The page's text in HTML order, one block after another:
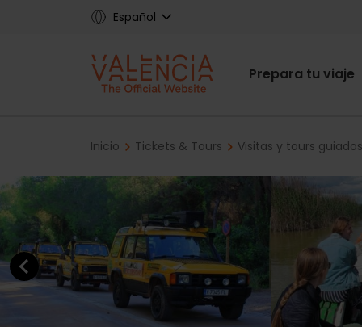
Español
Main
Prepara tu viaje
Breadcrumb
Inicio Tickets & Tours Visitas y tours
Previous element